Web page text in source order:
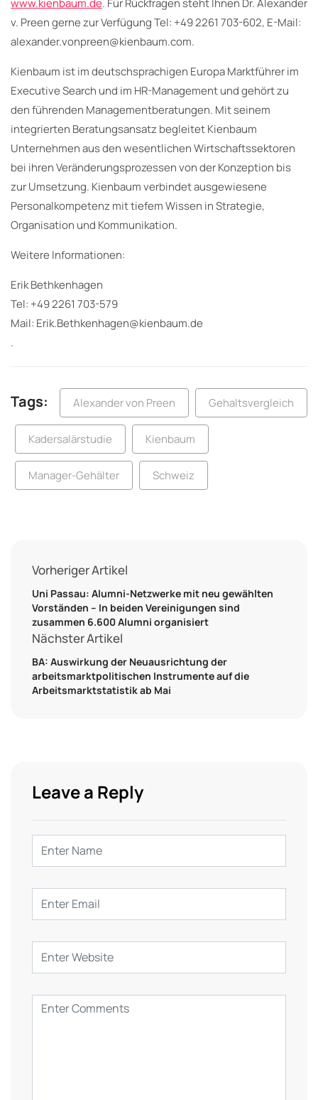
v. Preen gerne zur Verfügung Tel: +49 2261 703-602, E-Mail:
alexander.vonpreen@kienbaum.com.
Kienbaum ist im deutschsprachigen Europa Marktführer im
Executive Search und im HR-Management und gehört zu
den führenden Managementberatungen. Mit seinem
integrierten Beratungsansatz begleitet Kienbaum
Unternehmen aus den wesentlichen Wirtschaftssektoren
bei ihren Veränderungsprozessen von der Konzeption bis
zur Umsetzung. Kienbaum verbindet ausgewiesene
Personalkompetenz mit tiefem Wissen in Strategie,
Organisation und Kommunikation.
Weitere Informationen:
Erik Bethkenhagen
Tel: +49 2261 703-579
Mail: Erik.Bethkenhagen@kienbaum.de
.
Tags: Alexander von Preen Gehaltsvergleich
Kadersalärstudie Kienbaum
Manager-Gehälter Schweiz
Vorheriger Artikel
Uni Passau: Alumni-Netzwerke mit neu gewählten
Vorständen – In beiden Vereinigungen sind
zusammen 6.600 Alumni organisiert
Nächster Artikel
BA: Auswirkung der Neuausrichtung der
arbeitsmarktpolitischen Instrumente auf die
Arbeitsmarktstatistik ab Mai
Leave a Reply